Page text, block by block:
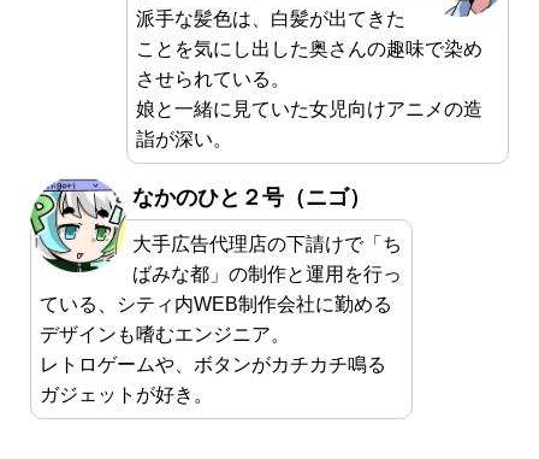
派手な髪色は、白髪が出てきた
ことを気にし出した奥さんの趣味で染め
させられている。
娘と一緒に見ていた女児向けアニメの造
詣が深い。
なかのひと２号（ニゴ）
大手広告代理店の下請けで「ち
ばみな都」の制作と運用を行っ
ている、シティ内WEB制作会社に勤める
デザインも嗜むエンジニア。
レトロゲームや、ボタンがカチカチ鳴る
ガジェットが好き。